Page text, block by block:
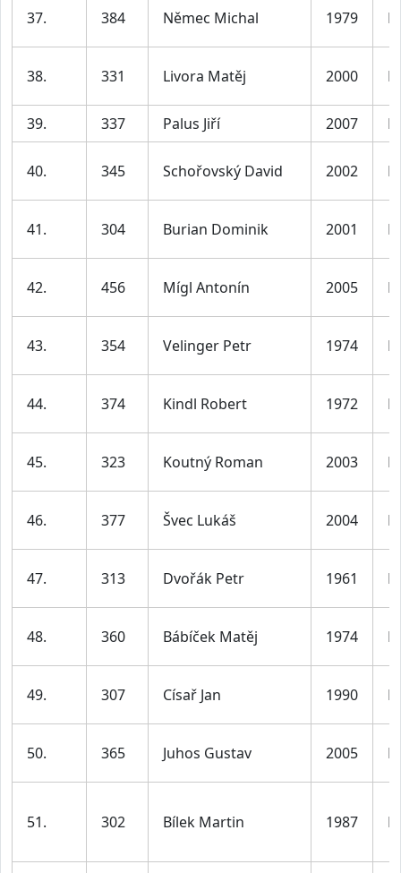
37. 384 Němec Michal 1979 M
38. 331 Livora Matěj 2000 M
39. 337 Palus Jiří 2007 M
40. 345 Schořovský David 2002 M
41. 304 Burian Dominik 2001 M
42. 456 Mígl Antonín 2005 M
43. 354 Velinger Petr 1974 M
44. 374 Kindl Robert 1972 M
45. 323 Koutný Roman 2003 M
46. 377 Švec Lukáš 2004 M
47. 313 Dvořák Petr 1961 M
48. 360 Bábíček Matěj 1974 M
49. 307 Císař Jan 1990 M
50. 365 Juhos Gustav 2005 M
51. 302 Bílek Martin 1987 M